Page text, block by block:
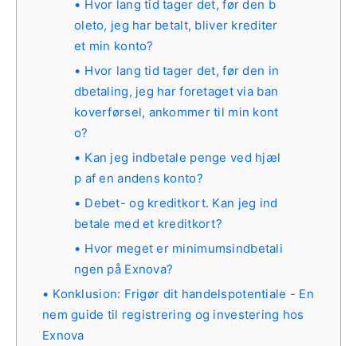
Hvor lang tid tager det, før den b
oleto, jeg har betalt, bliver krediter
et min konto?
Hvor lang tid tager det, før den in
dbetaling, jeg har foretaget via ban
koverførsel, ankommer til min kont
o?
Kan jeg indbetale penge ved hjæl
p af en andens konto?
Debet- og kreditkort. Kan jeg ind
betale med et kreditkort?
Hvor meget er minimumsindbetali
ngen på Exnova?
Konklusion: Frigør dit handelspotentiale - En
nem guide til registrering og investering hos
Exnova